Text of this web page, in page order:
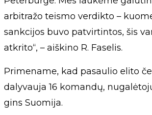
arbitražo teismo verdikto –
sankcijos buvo patvirtintos, šis
atkrito“, – aiškino R. Faselis.
Primename, kad pasaulio elito
dalyvauja 16 komandų,
gins Suomija.